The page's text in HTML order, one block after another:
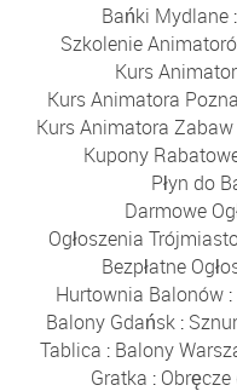
Bańki Mydlane:
Szkolenie
Kurs
Kurs Animatora
Kurs Animatora Zabaw
Kupony
Płyn do
Darmowe
Ogłoszenia
Bezpłatne
Hurtownia Balonów :
Balony Gdańsk :
Tablica : Balony
Gratka :